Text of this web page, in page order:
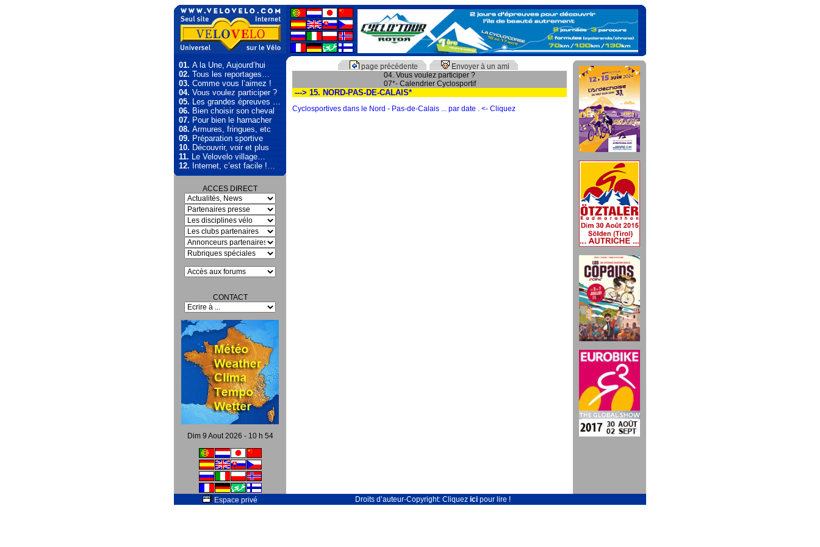
01.A la Une, Aujourd’hui
02.Tous les reportages…
03.Comme vous l’aimez !
04.Vous voulez participer ?
05.Les grandes épreuves …
06.Bien choisir son cheval
07.Pour bien le harnacher
08.Armures, fringues, etc
09.Préparation sportive
10.Découvrir, voir et plus
11.Le Velovelo village…
12.Internet, c’est facile !…
ACCES DIRECT
CONTACT
Dim 9 Aout 2026 - 10 h 54
page précédente
Envoyer à un ami
04. Vous voulez participer ?
07*- Calendrier Cyclosportif
---> 15. NORD-PAS-DE-CALAIS*
Cyclosportives dans le Nord - Pas-de-Calais ... par date . <- Cliquez
Espace privé Droits d’auteur-Copyright: Cliquezicipour lire !